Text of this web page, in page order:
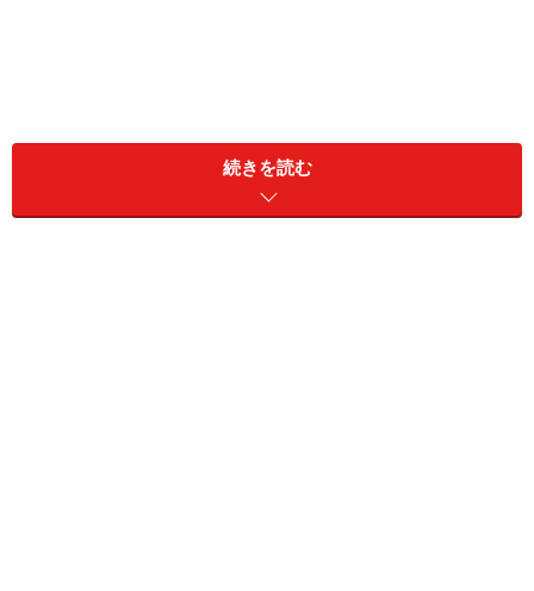
絵描きがいたり。ただぶらぶら歩くだけでも十分楽しい
のですが、せっかくならこの通りを中心に1日もしくは
続きを読む